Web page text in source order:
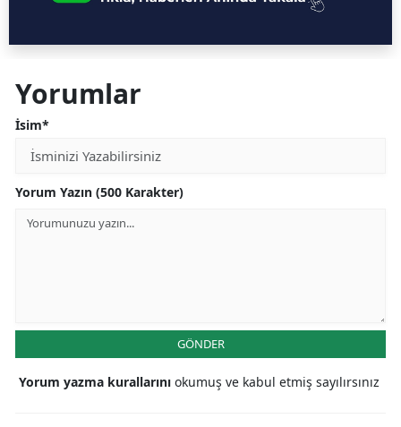
Yorumlar
İsim*
Yorum Yazın (500 Karakter)
GÖNDER
Yorum yazma kurallarını okumuş ve kabul etmiş sayılırsınız